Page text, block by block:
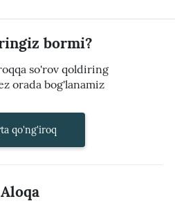
bormi?
so'rov qoldiring
orada bog'lanamiz
qo'ng'iroq
Aloqa